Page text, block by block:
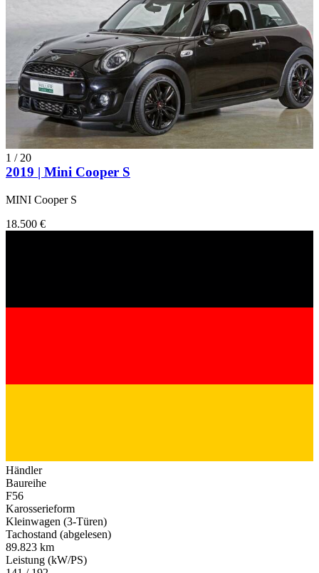
1 / 20
2019 | Mini Cooper S
MINI Cooper S
18.500 €
Händler
Baureihe
F56
Karosserieform
Kleinwagen (3-Türen)
Tachostand (abgelesen)
89.823 km
Leistung (kW/PS)